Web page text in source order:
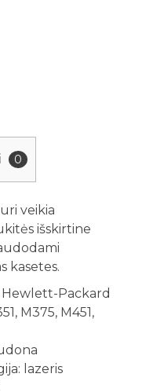
0
veikia
išskirtine
kasetes.
Packard
M375, M451,
lazeris